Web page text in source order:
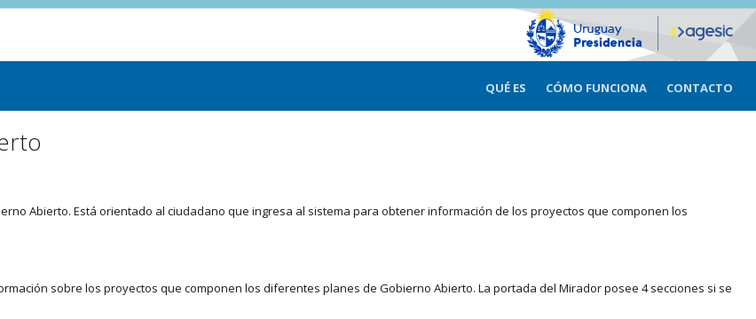
QUÉ ES CÓMO FUNCIONA CONTACTO
Abierto. Está orientado al ciudadano que ingresa al sistema para obtener información de los proyectos que componen los
sobre los proyectos que componen los diferentes planes de Gobierno Abierto. La portada del Mirador posee 4 secciones si se